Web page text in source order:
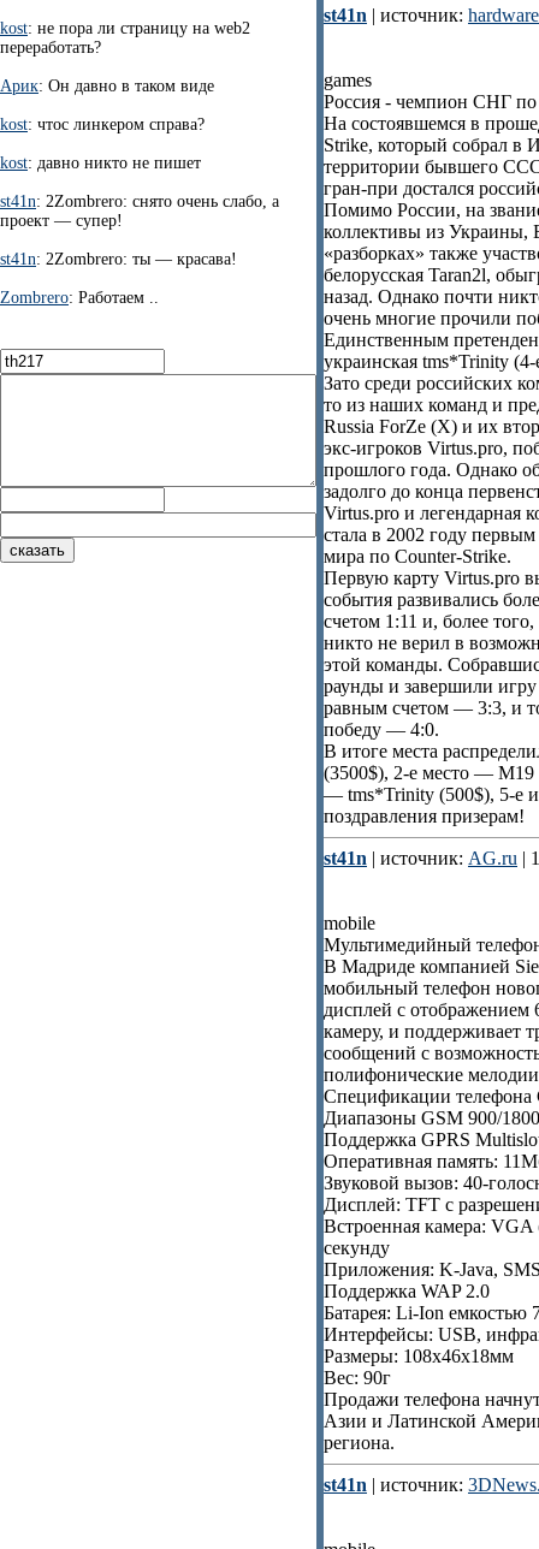
kost: не пора ли страницу на web2
переработать?
Арик: Он давно в таком виде
kost: чтос линкером справа?
kost: давно никто не пишет
st41n: 2Zombrero: снято очень слабо, а
проект — супер!
st41n: 2Zombrero: ты — красава!
Zombrero: Работаем ..
st41n | источник:
games
Россия - чемпион CНГ
На состоявшемся в
Strike, который собрал в
территории бывшего
гран-при достался
Помимо России, на
коллективы из Украины,
«разборках» также
белорусская Taran2l,
назад. Однако почти
очень многие прочили
Единственным
украинская tms*Trinity (4-
Зато среди российских
то из наших команд и
Russia ForZe (X) и их
экс-игроков Virtus.pro,
прошлого года. Однако
задолго до конца
Virtus.pro и легендарная
стала в 2002 году
мира по Counter-Strike.
Первую карту Virtus.pro
события развивались
счетом 1:11 и, более
никто не верил в
этой команды.
раунды и завершили игру
равным счетом — 3:3, и
победу — 4:0.
В итоге места
(3500$), 2-e место — M19
— tms*Trinity (500$), 5-е
поздравления призерам!
st41n | источник: AG.ru |
mobile
Мультимедийный
В Мадриде компанией
мобильный телефон
дисплей с
камеру, и поддерживает
сообщений с
полифонические
Спецификации телефона
Диапазоны GSM 900/
Поддержка GPRS
Оперативная память:
Звуковой вызов: 40-
Дисплей: TFT с
Встроенная камера: VGA
секунду
Приложения: K-Java,
Поддержка WAP 2.0
Батарея: Li-Ion емкостью
Интерфейсы: USB,
Размеры: 108х46х18мм
Вес: 90г
Продажи телефона
Азии и Латинской
региона.
st41n | источник: